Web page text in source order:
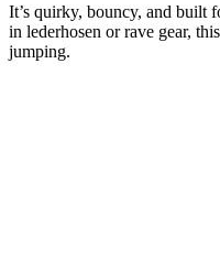
It’s quirky, bouncy, and built
in lederhosen or rave gear,
jumping.